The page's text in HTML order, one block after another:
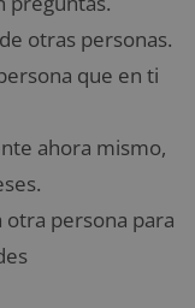
otras personas.
que en ti
ahora mismo,
otra persona para